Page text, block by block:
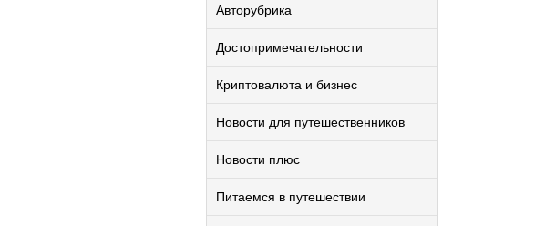
Авторубрика
Достопримечательности
Криптовалюта и бизнес
Новости для путешественников
Новости плюс
Питаемся в путешествии